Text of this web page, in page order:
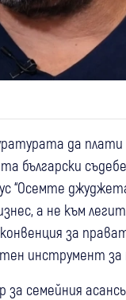
да
български
“Осемте
а не към
за
инструмент
за семейния